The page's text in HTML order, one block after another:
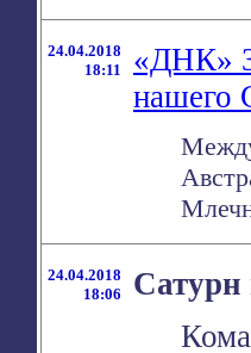
24.04.2018
18:11
«ДНК»
нашего
24.04.2018
18:06
Сатурн